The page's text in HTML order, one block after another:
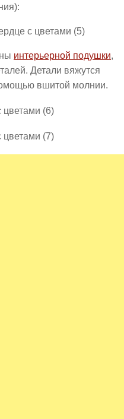
интерьерной подушки,
Детали вяжутся
вшитой молнии.